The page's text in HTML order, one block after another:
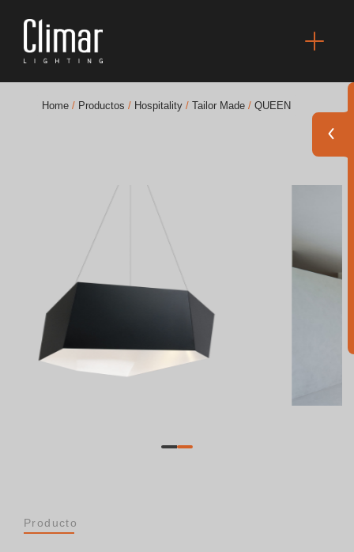
Essence [PT/EN]
Hospitality [EN]
Hospitality [PT]
General [PT/ES]
Home / Productos / Hospitality / Tailor Made / QUEEN
Producto